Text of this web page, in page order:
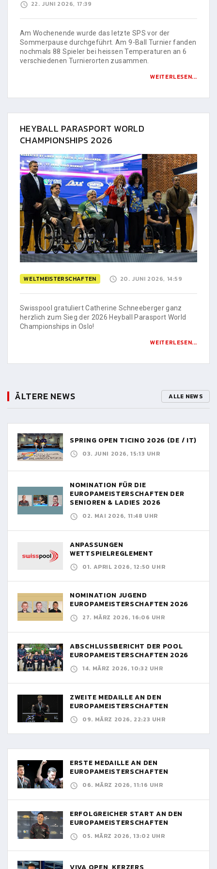
22. JUNI 2026, 17:39
Am Wochenende wurde das letzte SPS vor der
Sommerpause durchgeführt. Am 9-Ball Turnier fanden
nochmals 88 Spieler bei heissen Temperaturen an 6
verschiedenen Turnierorten zusammen.
WEITERLESEN...
HEYBALL PARASPORT WORLD
CHAMPIONSHIPS 2026
WELTMEISTERSCHAFTEN 20. JUNI 2026, 14:59
Swisspool gratuliert Catherine Schneeberger ganz
herzlich zum Sieg der 2026 Heyball Parasport World
Championships in Oslo!
WEITERLESEN...
ÄLTERE NEWS ALLE NEWS
SPRING OPEN TICINO 2026 (DE / IT)
03. JUNI 2026, 15:13 UHR
NOMINATION FÜR DIE
EUROPAMEISTERSCHAFTEN DER
SENIOREN & LADIES 2026
02. MAI 2026, 11:48 UHR
ANPASSUNGEN
WETTSPIELREGLEMENT
01. APRIL 2026, 12:50 UHR
NOMINATION JUGEND
EUROPAMEISTERSCHAFTEN 2026
27. MÄRZ 2026, 16:06 UHR
ABSCHLUSSBERICHT DER POOL
EUROPAMEISTERSCHAFTEN 2026
14. MÄRZ 2026, 10:32 UHR
ZWEITE MEDAILLE AN DEN
EUROPAMEISTERSCHAFTEN
09. MÄRZ 2026, 22:23 UHR
ERSTE MEDAILLE AN DEN
EUROPAMEISTERSCHAFTEN
06. MÄRZ 2026, 11:16 UHR
ERFOLGREICHER START AN DEN
EUROPAMEISTERSCHAFTEN
05. MÄRZ 2026, 13:02 UHR